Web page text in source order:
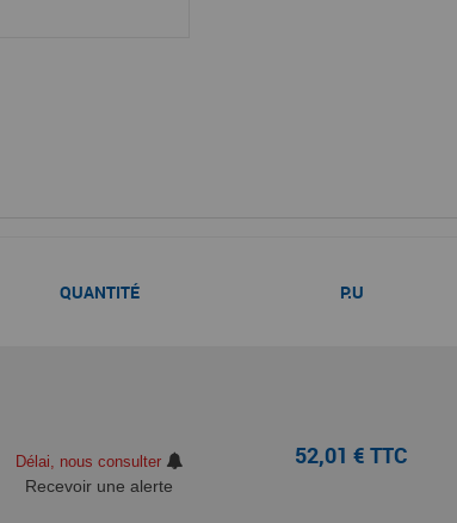
QUANTITÉ P.U
Délai, nous consulter
Recevoir une alerte
52,01 € TTC